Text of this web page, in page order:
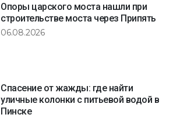
Опоры царского моста нашли при
строительстве моста через Припять
06.08.2026
Спасение от жажды: где найти
уличные колонки с питьевой водой в
Пинске